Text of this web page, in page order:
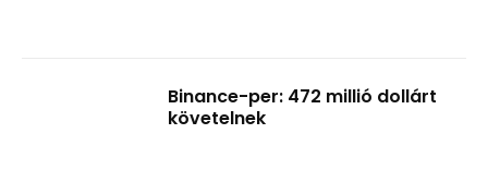
Binance-per: 472 millió dollárt
követelnek